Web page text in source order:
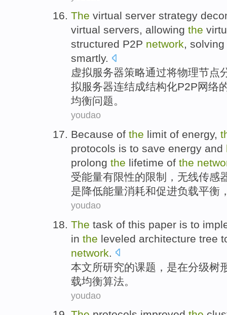
The virtual server strategy
virtual servers, allowing the
structured P2P network, solving
smartly.
虚拟服务器策略通过将物理节点
拟服务器连结成结构化P2P网络
均衡问题。
youdao
Because of the limit of energy,
protocols is to save energy and
prolong the lifetime of the
受能量有限性的限制 ， 无线传感
是降低能量消耗和促进负载平衡
youdao
The task of this paper is to
in the leveled architecture tree
network
本文所研究的课题 ， 是在分级树
载均衡算法。
youdao